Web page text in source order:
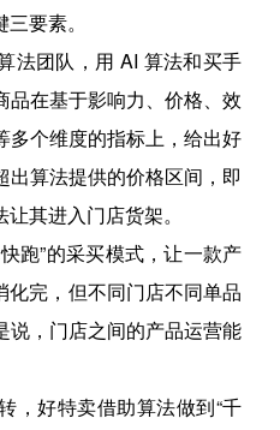
要素。
法团队，用 AI 算法和买手
在基于影响力、价格、效
多个维度的指标上，给出好
算法提供的价格区间，即
其进入门店货架。
跑”的采买模式，让一款产
完，但不同门店不同单品
说，门店之间的产品运营能
，好特卖借助算法做到“千